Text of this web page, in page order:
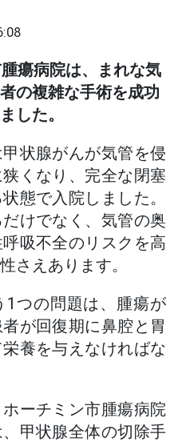
瘍病院は、まれな気
の複雑な手術を成功
した。
状腺がんが気管を侵
くなり、完全な閉塞
態で入院しました。
けでなく、気管の奥
吸不全のリスクを高
さえあります。
つの問題は、腫瘍が
が回復期に鼻腔と胃
養を与えなければな
ーチミン市腫瘍病院
甲状腺全体の切除手